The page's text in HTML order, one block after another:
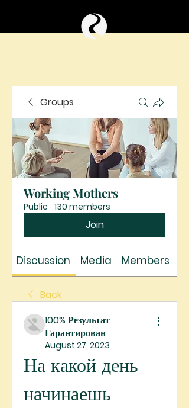
Groups
Working Mothers
Public · 130 members
Join
Discussion Media Members
Back
100% Результат
Гарантирован
August 27, 2023
На какой день
начинаешь